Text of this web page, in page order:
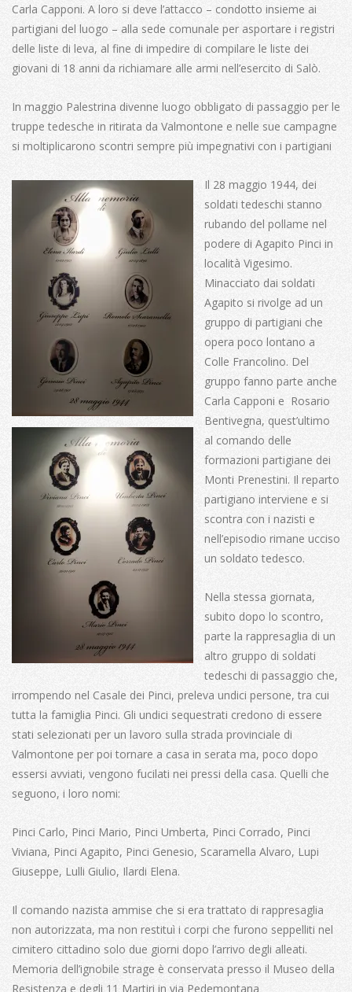
Carla Capponi. A loro si deve l’attacco – condotto insieme ai
partigiani del luogo – alla sede comunale per asportare i registri
delle liste di leva, al fine di impedire di compilare le liste dei
giovani di 18 anni da richiamare alle armi nell’esercito di Salò.
In maggio Palestrina divenne luogo obbligato di passaggio per le
truppe tedesche in ritirata da Valmontone e nelle sue campagne
si moltiplicarono scontri sempre più impegnativi con i partigiani
Il 28 maggio 1944, dei
soldati tedeschi stanno
rubando del pollame nel
podere di Agapito Pinci in
località Vigesimo.
Minacciato dai soldati
Agapito si rivolge ad un
gruppo di partigiani che
opera poco lontano a
Colle Francolino. Del
gruppo fanno parte anche
Carla Capponi e Rosario
Bentivegna, quest’ultimo
al comando delle
formazioni partigiane dei
Monti Prenestini. Il reparto
partigiano interviene e si
scontra con i nazisti e
nell’episodio rimane ucciso
un soldato tedesco.
Nella stessa giornata,
subito dopo lo scontro,
parte la rappresaglia di un
altro gruppo di soldati
tedeschi di passaggio che,
irrompendo nel Casale dei Pinci, preleva undici persone, tra cui
tutta la famiglia Pinci. Gli undici sequestrati credono di essere
stati selezionati per un lavoro sulla strada provinciale di
Valmontone per poi tornare a casa in serata ma, poco dopo
essersi avviati, vengono fucilati nei pressi della casa. Quelli che
seguono, i loro nomi:
Pinci Carlo, Pinci Mario, Pinci Umberta, Pinci Corrado, Pinci
Viviana, Pinci Agapito, Pinci Genesio, Scaramella Alvaro, Lupi
Giuseppe, Lulli Giulio, Ilardi Elena.
Il comando nazista ammise che si era trattato di rappresaglia
non autorizzata, ma non restituì i corpi che furono seppelliti nel
cimitero cittadino solo due giorni dopo l’arrivo degli alleati.
Memoria dell’ignobile strage è conservata presso il Museo della
Resistenza e degli 11 Martiri in via Pedemontana